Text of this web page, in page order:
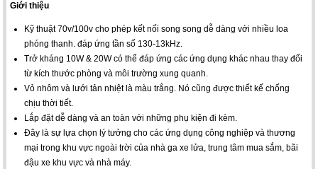
Giới thiệu
Kỹ thuật 70v/100v cho phép kết nối song song dễ dàng với nhiều loa
phóng thanh. đáp ứng tần số 130-13kHz.
Trở kháng 10W & 20W có thể đáp ứng các ứng dụng khác nhau thay đổi
từ kích thước phòng và môi trường xung quanh.
Vỏ nhôm và lưới tản nhiệt là màu trắng. Nó cũng được thiết kế chống
chịu thời tiết.
Lắp đặt dễ dàng và an toàn với những phụ kiện đi kèm.
Đây là sự lựa chọn lý tưởng cho các ứng dụng công nghiệp và thương
mại trong khu vực ngoài trời của nhà ga xe lửa, trung tâm mua sắm, bãi
đậu xe khu vực và nhà máy.